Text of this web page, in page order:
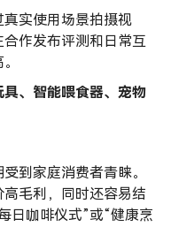
实使用场景拍摄视
作发布评测和日常互
、智能喂食器、宠物
到家庭消费者青睐。
毛利，同时还容易结
日咖啡仪式”或“健康烹